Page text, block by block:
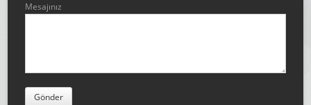
Mesajınız